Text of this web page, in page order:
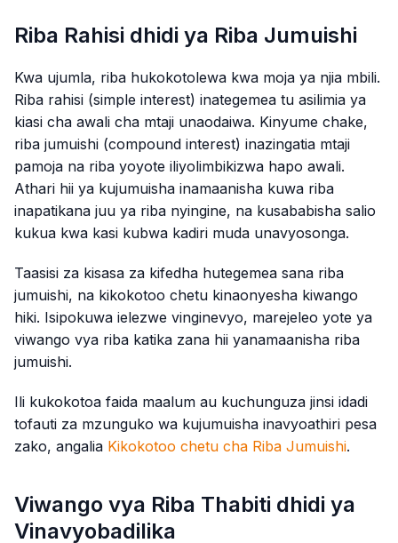
Riba Rahisi dhidi ya Riba Jumuishi
Kwa ujumla, riba hukokotolewa kwa moja ya njia mbili.
Riba rahisi (simple interest) inategemea tu asilimia ya
kiasi cha awali cha mtaji unaodaiwa. Kinyume chake,
riba jumuishi (compound interest) inazingatia mtaji
pamoja na riba yoyote iliyolimbikizwa hapo awali.
Athari hii ya kujumuisha inamaanisha kuwa riba
inapatikana juu ya riba nyingine, na kusababisha salio
kukua kwa kasi kubwa kadiri muda unavyosonga.
Taasisi za kisasa za kifedha hutegemea sana riba
jumuishi, na kikokotoo chetu kinaonyesha kiwango
hiki. Isipokuwa ielezwe vinginevyo, marejeleo yote ya
viwango vya riba katika zana hii yanamaanisha riba
jumuishi.
Ili kukokotoa faida maalum au kuchunguza jinsi idadi
tofauti za mzunguko wa kujumuisha inavyoathiri pesa
zako, angalia Kikokotoo chetu cha Riba Jumuishi.
Viwango vya Riba Thabiti dhidi ya
Vinavyobadilika